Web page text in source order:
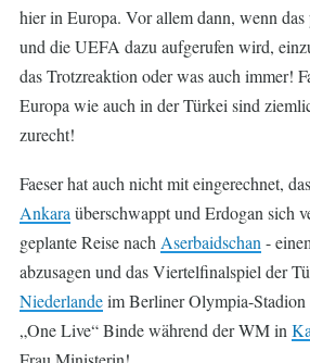
hier in Europa. Vor allem dann, wenn
und die UEFA dazu aufgerufen wird,
das Trotzreaktion oder was auch immer!
Europa wie auch in der Türkei sind
zurecht!
Faeser hat auch nicht mit eingerechnet,
Ankara überschwappt und Erdogan sich
geplante Reise nach Aserbaidschan -
abzusagen und das Viertelfinalspiel der
Niederlandeim Berliner Olympia-Stadion
„One Live“ Binde während der WM in